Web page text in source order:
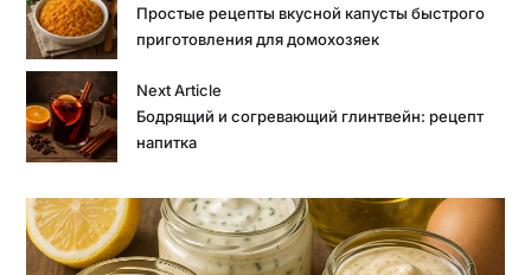
Простые рецепты вкусной капусты быстрого
приготовления для домохозяек
Next Article
Бодрящий и согревающий глинтвейн: рецепт
напитка